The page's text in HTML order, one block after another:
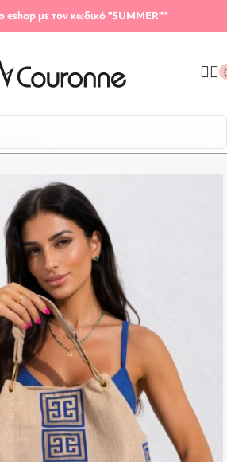
eshop με τον κωδικό "SUMMER""